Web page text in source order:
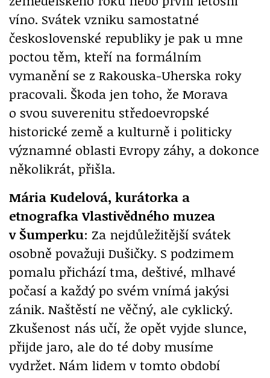
víno. Svátek vzniku samostatné
československé republiky je pak u mne
poctou těm, kteří na formálním
vymanění se z Rakouska-Uherska roky
pracovali. Škoda jen toho, že Morava
o svou suverenitu středoevropské
historické země a kulturně i politicky
významné oblasti Evropy záhy, a dokonce
několikrát, přišla.
Mária Kudelová, kurátorka a
etnografka Vlastivědného muzea
v Šumperku: Za nejdůležitější svátek
osobně považuji Dušičky. S podzimem
pomalu přichází tma, deštivé, mlhavé
počasí a každý po svém vnímá jakýsi
zánik. Naštěstí ne věčný, ale cyklický.
Zkušenost nás učí, že opět vyjde slunce,
přijde jaro, ale do té doby musíme
vydržet. Nám lidem v tomto období